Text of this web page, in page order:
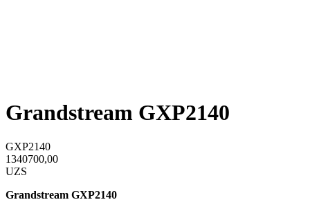
Grandstream GXP2140
GXP2140
1340700,00
UZS
Grandstream GXP2140